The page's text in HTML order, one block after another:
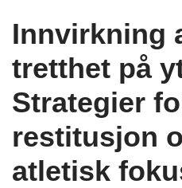
Innvirkning
tretthet på
Strategier
restitusjon
atletisk